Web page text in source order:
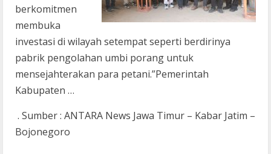
berkomitmen
membuka
investasi di wilayah setempat seperti berdirinya
pabrik pengolahan umbi porang untuk
mensejahterakan para petani.”Pemerintah
Kabupaten …
. Sumber : ANTARA News Jawa Timur – Kabar Jatim –
Bojonegoro